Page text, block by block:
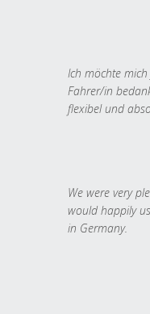
Ich möchte
Fahrer/in
flexibel und
We were very
would happily
in Germany.